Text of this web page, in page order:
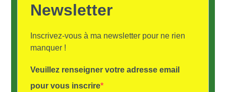
Newsletter
Inscrivez-vous à ma newsletter pour ne rien
manquer !
Veuillez renseigner votre adresse email
pour vous inscrire